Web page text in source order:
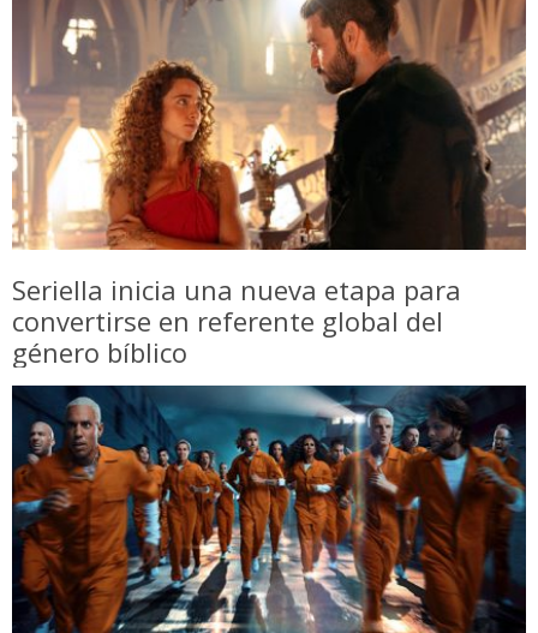
Seriella inicia una nueva etapa para
convertirse en referente global del
género bíblico